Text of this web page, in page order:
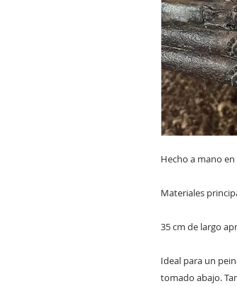
Hecho a mano
Materiales
35 cm de largo
Ideal para un
tomado abajo.